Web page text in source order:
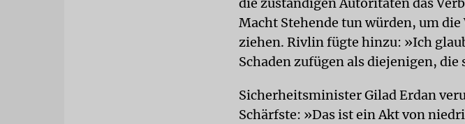
Macht Stehende tun würden, um
ziehen. Rivlin fügte hinzu: »Ich
Schaden zufügen als diejenigen, die
Sicherheitsminister Gilad Erdan
Schärfste: »Das ist ein Akt von